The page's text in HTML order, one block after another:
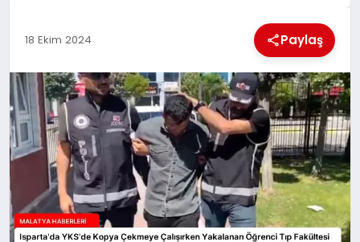
SIYASET
SPOR
TEKNOLOJI
18 Ekim 2024 Paylaş